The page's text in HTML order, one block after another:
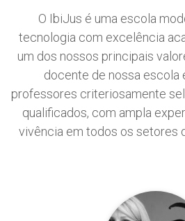
O IbiJus é uma escola
tecnologia com excelência
um dos nossos principais
docente de nossa escola
professores criteriosamente
qualificados, com ampla
vivência em todos os setores